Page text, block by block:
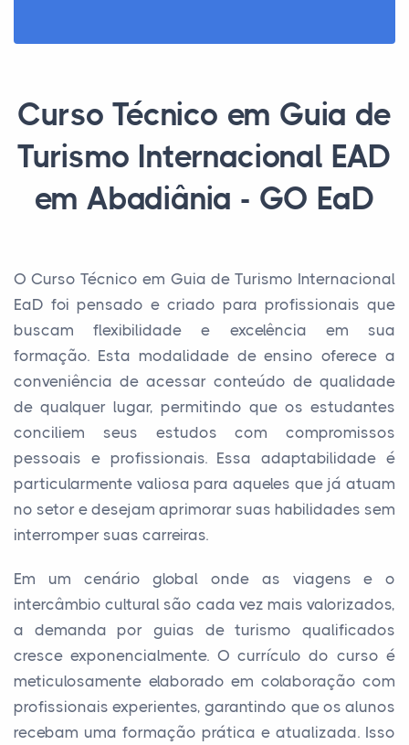
Curso Técnico em Guia de
Turismo Internacional EAD
em Abadiânia - GO EaD
O Curso Técnico em Guia de Turismo Internacional
EaD foi pensado e criado para profissionais que
buscam flexibilidade e excelência em sua
formação. Esta modalidade de ensino oferece a
conveniência de acessar conteúdo de qualidade
de qualquer lugar, permitindo que os estudantes
conciliem seus estudos com compromissos
pessoais e profissionais. Essa adaptabilidade é
particularmente valiosa para aqueles que já atuam
no setor e desejam aprimorar suas habilidades sem
interromper suas carreiras.
Em um cenário global onde as viagens e o
intercâmbio cultural são cada vez mais valorizados,
a demanda por guias de turismo qualificados
cresce exponencialmente. O currículo do curso é
meticulosamente elaborado em colaboração com
profissionais experientes, garantindo que os alunos
recebam uma formação prática e atualizada. Isso